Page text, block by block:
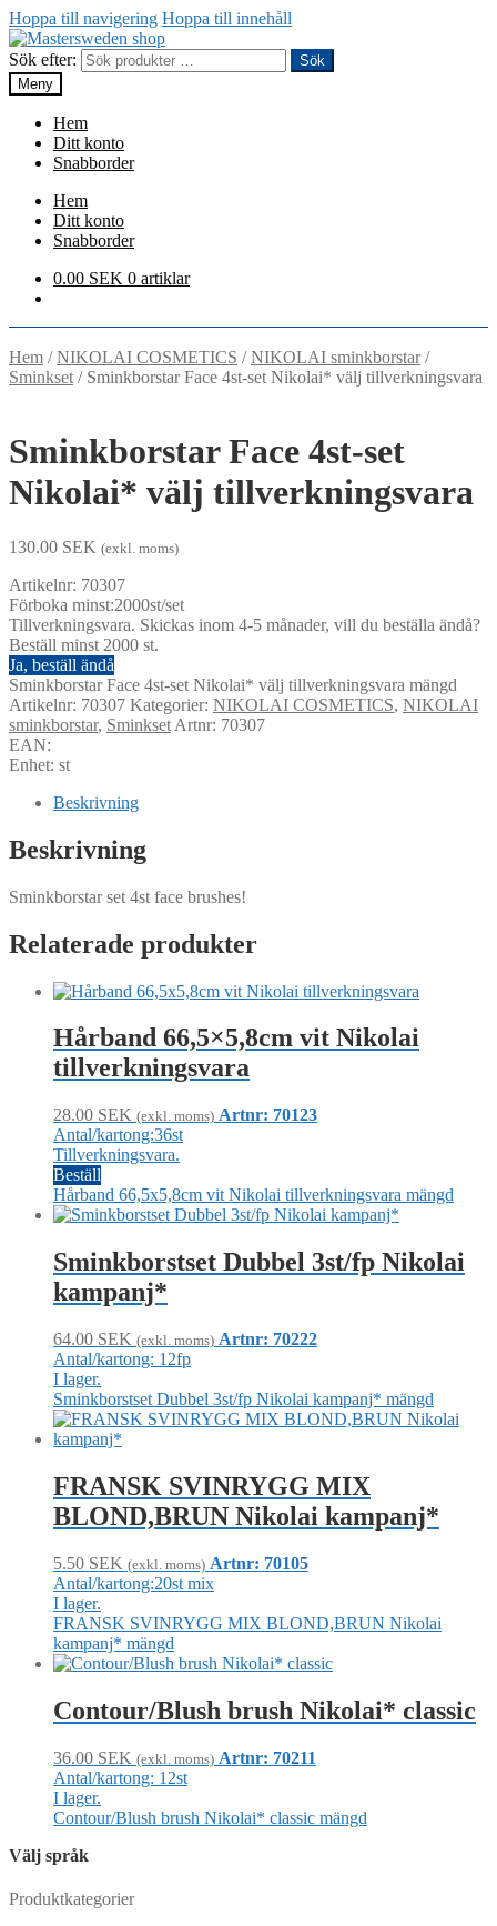
Hoppa till navigering Hoppa till innehåll
Sök efter:
Sök
Meny
Hem
Ditt konto
Snabborder
Hem
Ditt konto
Snabborder
0.00 SEK 0 artiklar
Hem /NIKOLAI COSMETICS /NIKOLAI sminkborstar/
Sminkset / Sminkborstar Face 4st-set Nikolai* välj tillverkningsvara
Sminkborstar Face 4st-set
Nikolai* välj tillverkningsvara
130.00 SEK (exkl. moms)
Artikelnr: 70307
Förboka minst:2000st/set
Tillverkningsvara. Skickas inom 4-5 månader, vill du beställa ändå?
Beställ minst 2000 st.
Ja, beställ ändå
Sminkborstar Face 4st-set Nikolai* välj tillverkningsvara mängd
Artikelnr: 70307 Kategorier: NIKOLAI COSMETICS, NIKOLAI
sminkborstar, Sminkset Artnr: 70307
EAN:
Enhet: st
Beskrivning
Beskrivning
Sminkborstar set 4st face brushes!
Relaterade produkter
Hårband 66,5×5,8cm vit Nikolai
tillverkningsvara
28.00 SEK (exkl. moms) Artnr: 70123
Antal/kartong:36st
Tillverkningsvara.
Beställ
Hårband 66,5x5,8cm vit Nikolai tillverkningsvara mängd
Sminkborstset Dubbel 3st/fp Nikolai
kampanj*
64.00 SEK (exkl. moms) Artnr: 70222
Antal/kartong: 12fp
I lager.
Sminkborstset Dubbel 3st/fp Nikolai kampanj* mängd
FRANSK SVINRYGG MIX
BLOND,BRUN Nikolai kampanj*
5.50 SEK (exkl. moms) Artnr: 70105
Antal/kartong:20st mix
I lager.
FRANSK SVINRYGG MIX BLOND,BRUN Nikolai
kampanj* mängd
Contour/Blush brush Nikolai* classic
36.00 SEK (exkl. moms) Artnr: 70211
Antal/kartong: 12st
I lager.
Contour/Blush brush Nikolai* classic mängd
Välj språk
Produktkategorier